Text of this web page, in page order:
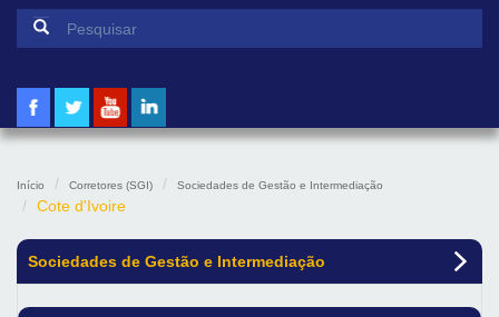
Formulário de pesquisa
Início Corretores (SGI) Sociedades de Gestão e Intermediação
Cote d'Ivoire
Sociedades de Gestão e Intermediação